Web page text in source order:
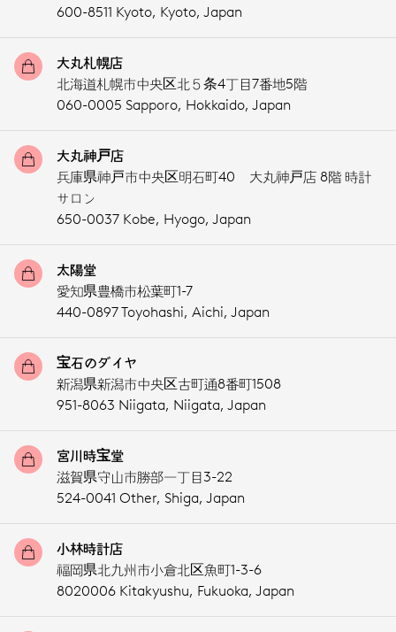
600-8511 Kyoto, Kyoto, Japan
大丸札幌店
北海道札幌市中央区北５条4丁目7番地5階
060-0005 Sapporo, Hokkaido, Japan
大丸神戸店
兵庫県神戸市中央区明石町40 大丸神戸店 8階 時計
サロン
650-0037 Kobe, Hyogo, Japan
太陽堂
愛知県豊橋市松葉町1-7
440-0897 Toyohashi, Aichi, Japan
宝石のダイヤ
新潟県新潟市中央区古町通8番町1508
951-8063 Niigata, Niigata, Japan
宮川時宝堂
滋賀県守山市勝部一丁目3-22
524-0041 Other, Shiga, Japan
小林時計店
福岡県北九州市小倉北区魚町1-3-6
8020006 Kitakyushu, Fukuoka, Japan